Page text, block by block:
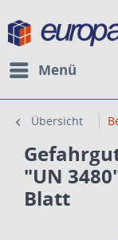
Menü
Übersicht
"UN
Blatt